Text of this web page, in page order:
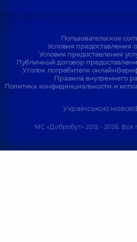
Пользовательское
Условия предоставления
Условия предоставления
Публичный договор
Уголок потребителя онлайн
Правила внутреннего
Политика конфиденциальности и
Українською мовою
МС «Добробут» 2012 - 2026.